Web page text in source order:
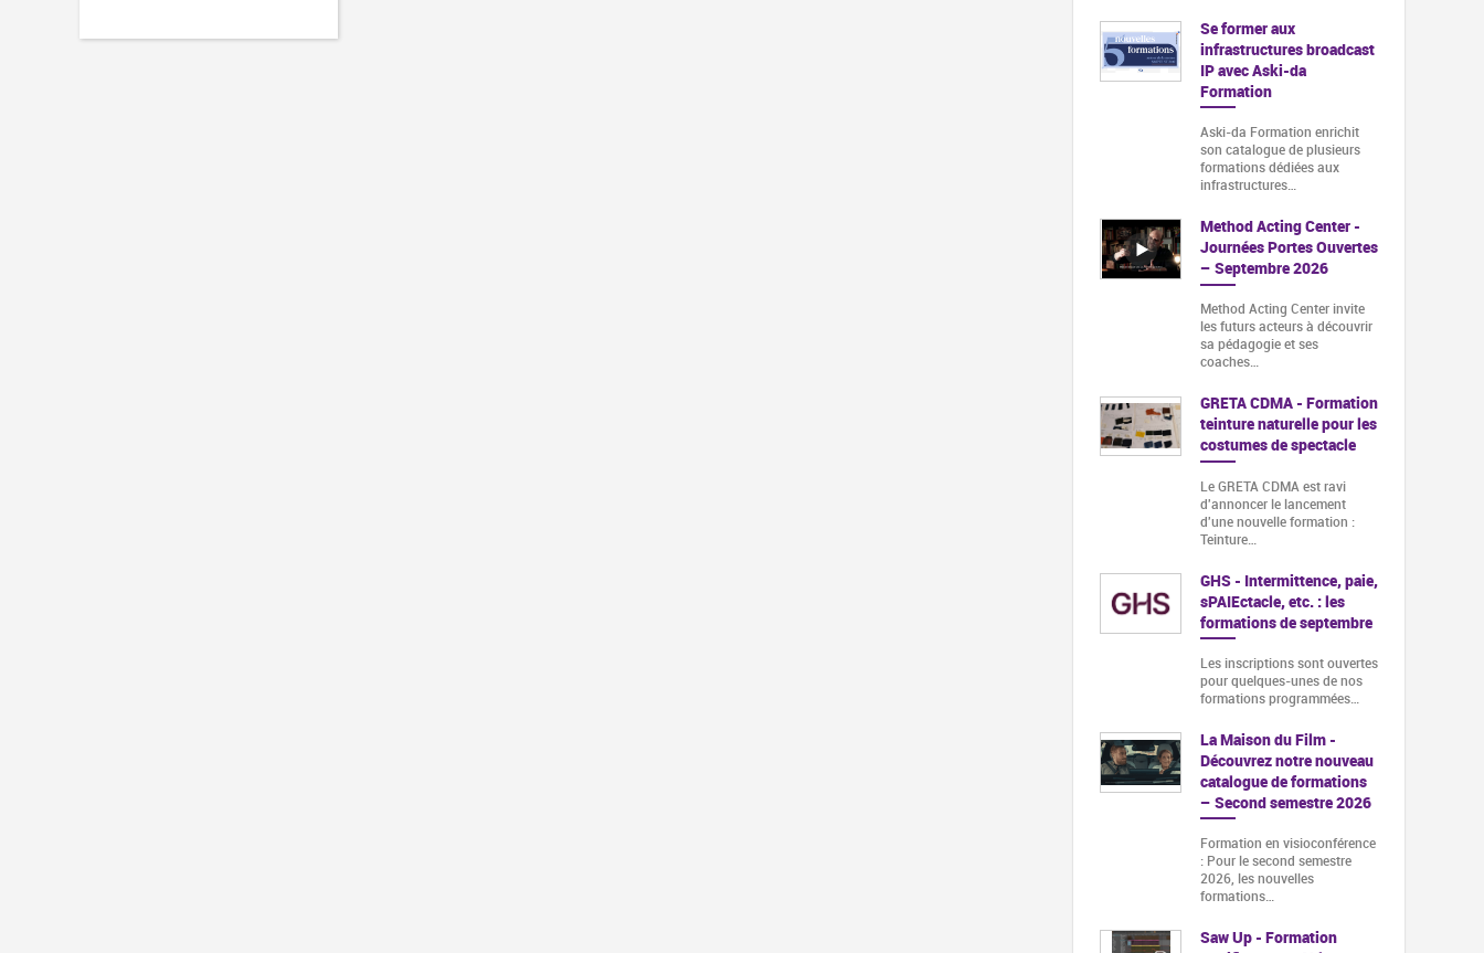
Se former aux
infrastructures broadcast
IP avec Aski-da
Formation
Aski-da Formation enrichit
son catalogue de plusieurs
formations dédiées aux
infrastructures…
Method Acting Center -
Journées Portes Ouvertes
– Septembre 2026
Method Acting Center invite
les futurs acteurs à découvrir
sa pédagogie et ses
coaches…
GRETA CDMA - Formation
teinture naturelle pour les
costumes de spectacle
Le GRETA CDMA est ravi
d'annoncer le lancement
d'une nouvelle formation :
Teinture…
GHS - Intermittence, paie,
sPAIEctacle, etc. : les
formations de septembre
Les inscriptions sont ouvertes
pour quelques-unes de nos
formations programmées…
La Maison du Film -
Découvrez notre nouveau
catalogue de formations
– Second semestre 2026
Formation en visioconférence
: Pour le second semestre
2026, les nouvelles
formations…
Saw Up - Formation